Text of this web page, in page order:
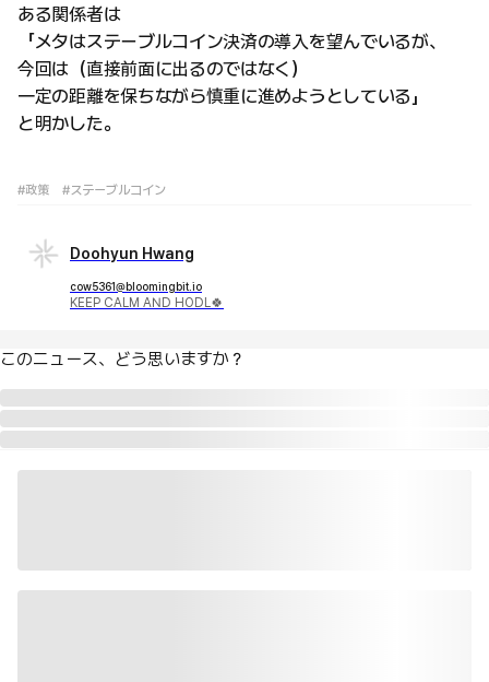
ある関係者は
「メタはステーブルコイン決済の導入を望んでいるが、
今回は（直接前面に出るのではなく）
一定の距離を保ちながら慎重に進めようとしている」
と明かした。
#政策 #ステーブルコイン
Doohyun Hwang
cow5361@bloomingbit.io
KEEP CALM AND HODL🍀
このニュース、どう思いますか？